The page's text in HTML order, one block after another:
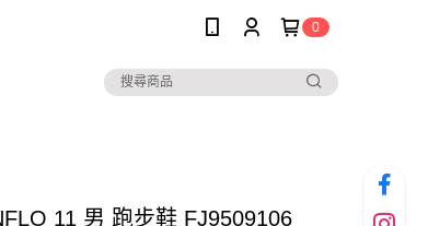
0
11 男 跑步鞋 FJ9509106